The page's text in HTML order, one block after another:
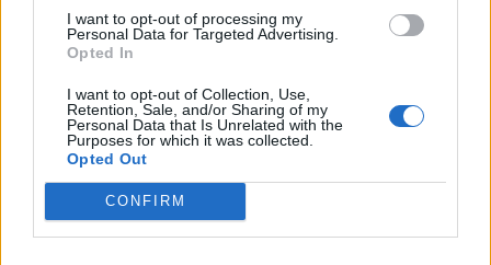
I want to opt-out of processing my
Personal Data for Targeted Advertising.
Opted In
I want to opt-out of Collection, Use,
Retention, Sale, and/or Sharing of my
Personal Data that Is Unrelated with the
Purposes for which it was collected.
Opted Out
CONFIRM
μήνες
Μετά το περιστατικό της
Μυτιλήνης στις 3 Ιουνίου, ανάλογο
πρόσδεση του πλοίου στο λιμάνι
του Ηρακλείου
ΒΟΡΕΙΟ ΑΙΓΑΙΟ
Κατασχέθηκαν προϊόντα χωρίς
παραστατικά στο λιμάνι της
Μύρινας